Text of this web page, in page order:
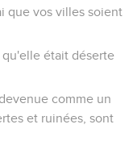
que vos villes soient
qu'elle était déserte
comme un
et ruinées, sont